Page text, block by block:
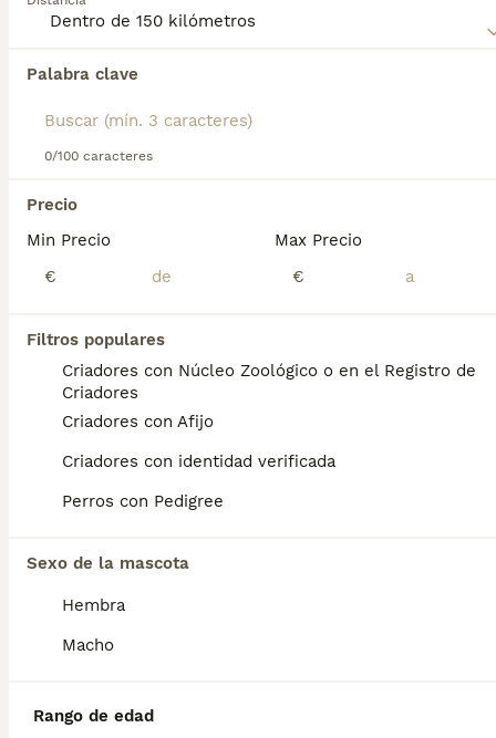
Palabra clave
0/100 caracteres
Precio
Min Precio
€
Max Precio
€
Filtros populares
Criadores con Núcleo Zoológico o en el Registro de
Criadores
Criadores con Afijo
Criadores con identidad verificada
Perros con Pedigree
Sexo de la mascota
Hembra
Macho
Rango de edad
Encontramos 0 Griffon Fauve de Bretagne
Ourense.
Si deseas exactamente esta búsqueda guarda tu
¿El Basset Fauve de Bretagne
es una buena mascota?
Son perritos alegres, inteligentes,
Basset Fauve de Bretagne se lleva bien con
avisarán de la presencia de extraños en la